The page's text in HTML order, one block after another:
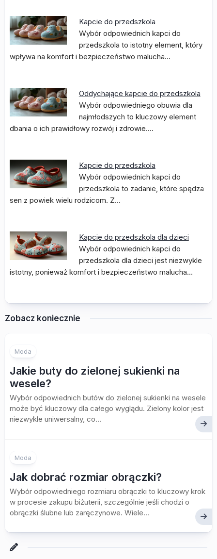
Kapcie do przedszkola
Wybór odpowiednich kapci do
przedszkola to istotny element, który
wpływa na komfort i bezpieczeństwo malucha…
Oddychające kapcie do przedszkola
Wybór odpowiedniego obuwia dla
najmłodszych to kluczowy element
dbania o ich prawidłowy rozwój i zdrowie.…
Kapcie do przedszkola
Wybór odpowiednich kapci do
przedszkola to zadanie, które spędza
sen z powiek wielu rodzicom. Z…
Kapcie do przedszkola dla dzieci
Wybór odpowiednich kapci do
przedszkola dla dzieci jest niezwykle
istotny, ponieważ komfort i bezpieczeństwo malucha…
Zobacz koniecznie
Moda
Jakie buty do zielonej sukienki na
wesele?
Wybór odpowiednich butów do zielonej sukienki na wesele
może być kluczowy dla całego wyglądu. Zielony kolor jest
niezwykle uniwersalny, co...
Moda
Jak dobrać rozmiar obrączki?
Wybór odpowiedniego rozmiaru obrączki to kluczowy krok
w procesie zakupu biżuterii, szczególnie jeśli chodzi o
obrączki ślubne lub zaręczynowe. Wiele...